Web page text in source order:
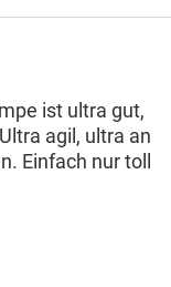
ist ultra gut,
agil, ultra an
Einfach nur toll